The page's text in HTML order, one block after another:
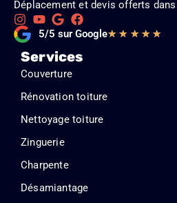
Déplacement et devis offerts
5/5 sur Google★ ★ ★ ★ ★Noté
Services
Couverture
Rénovation toiture
Nettoyage toiture
Zinguerie
Charpente
Désamiantage